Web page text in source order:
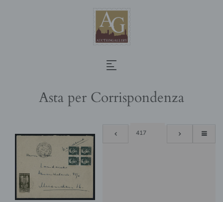
Asta per Corrispondenza